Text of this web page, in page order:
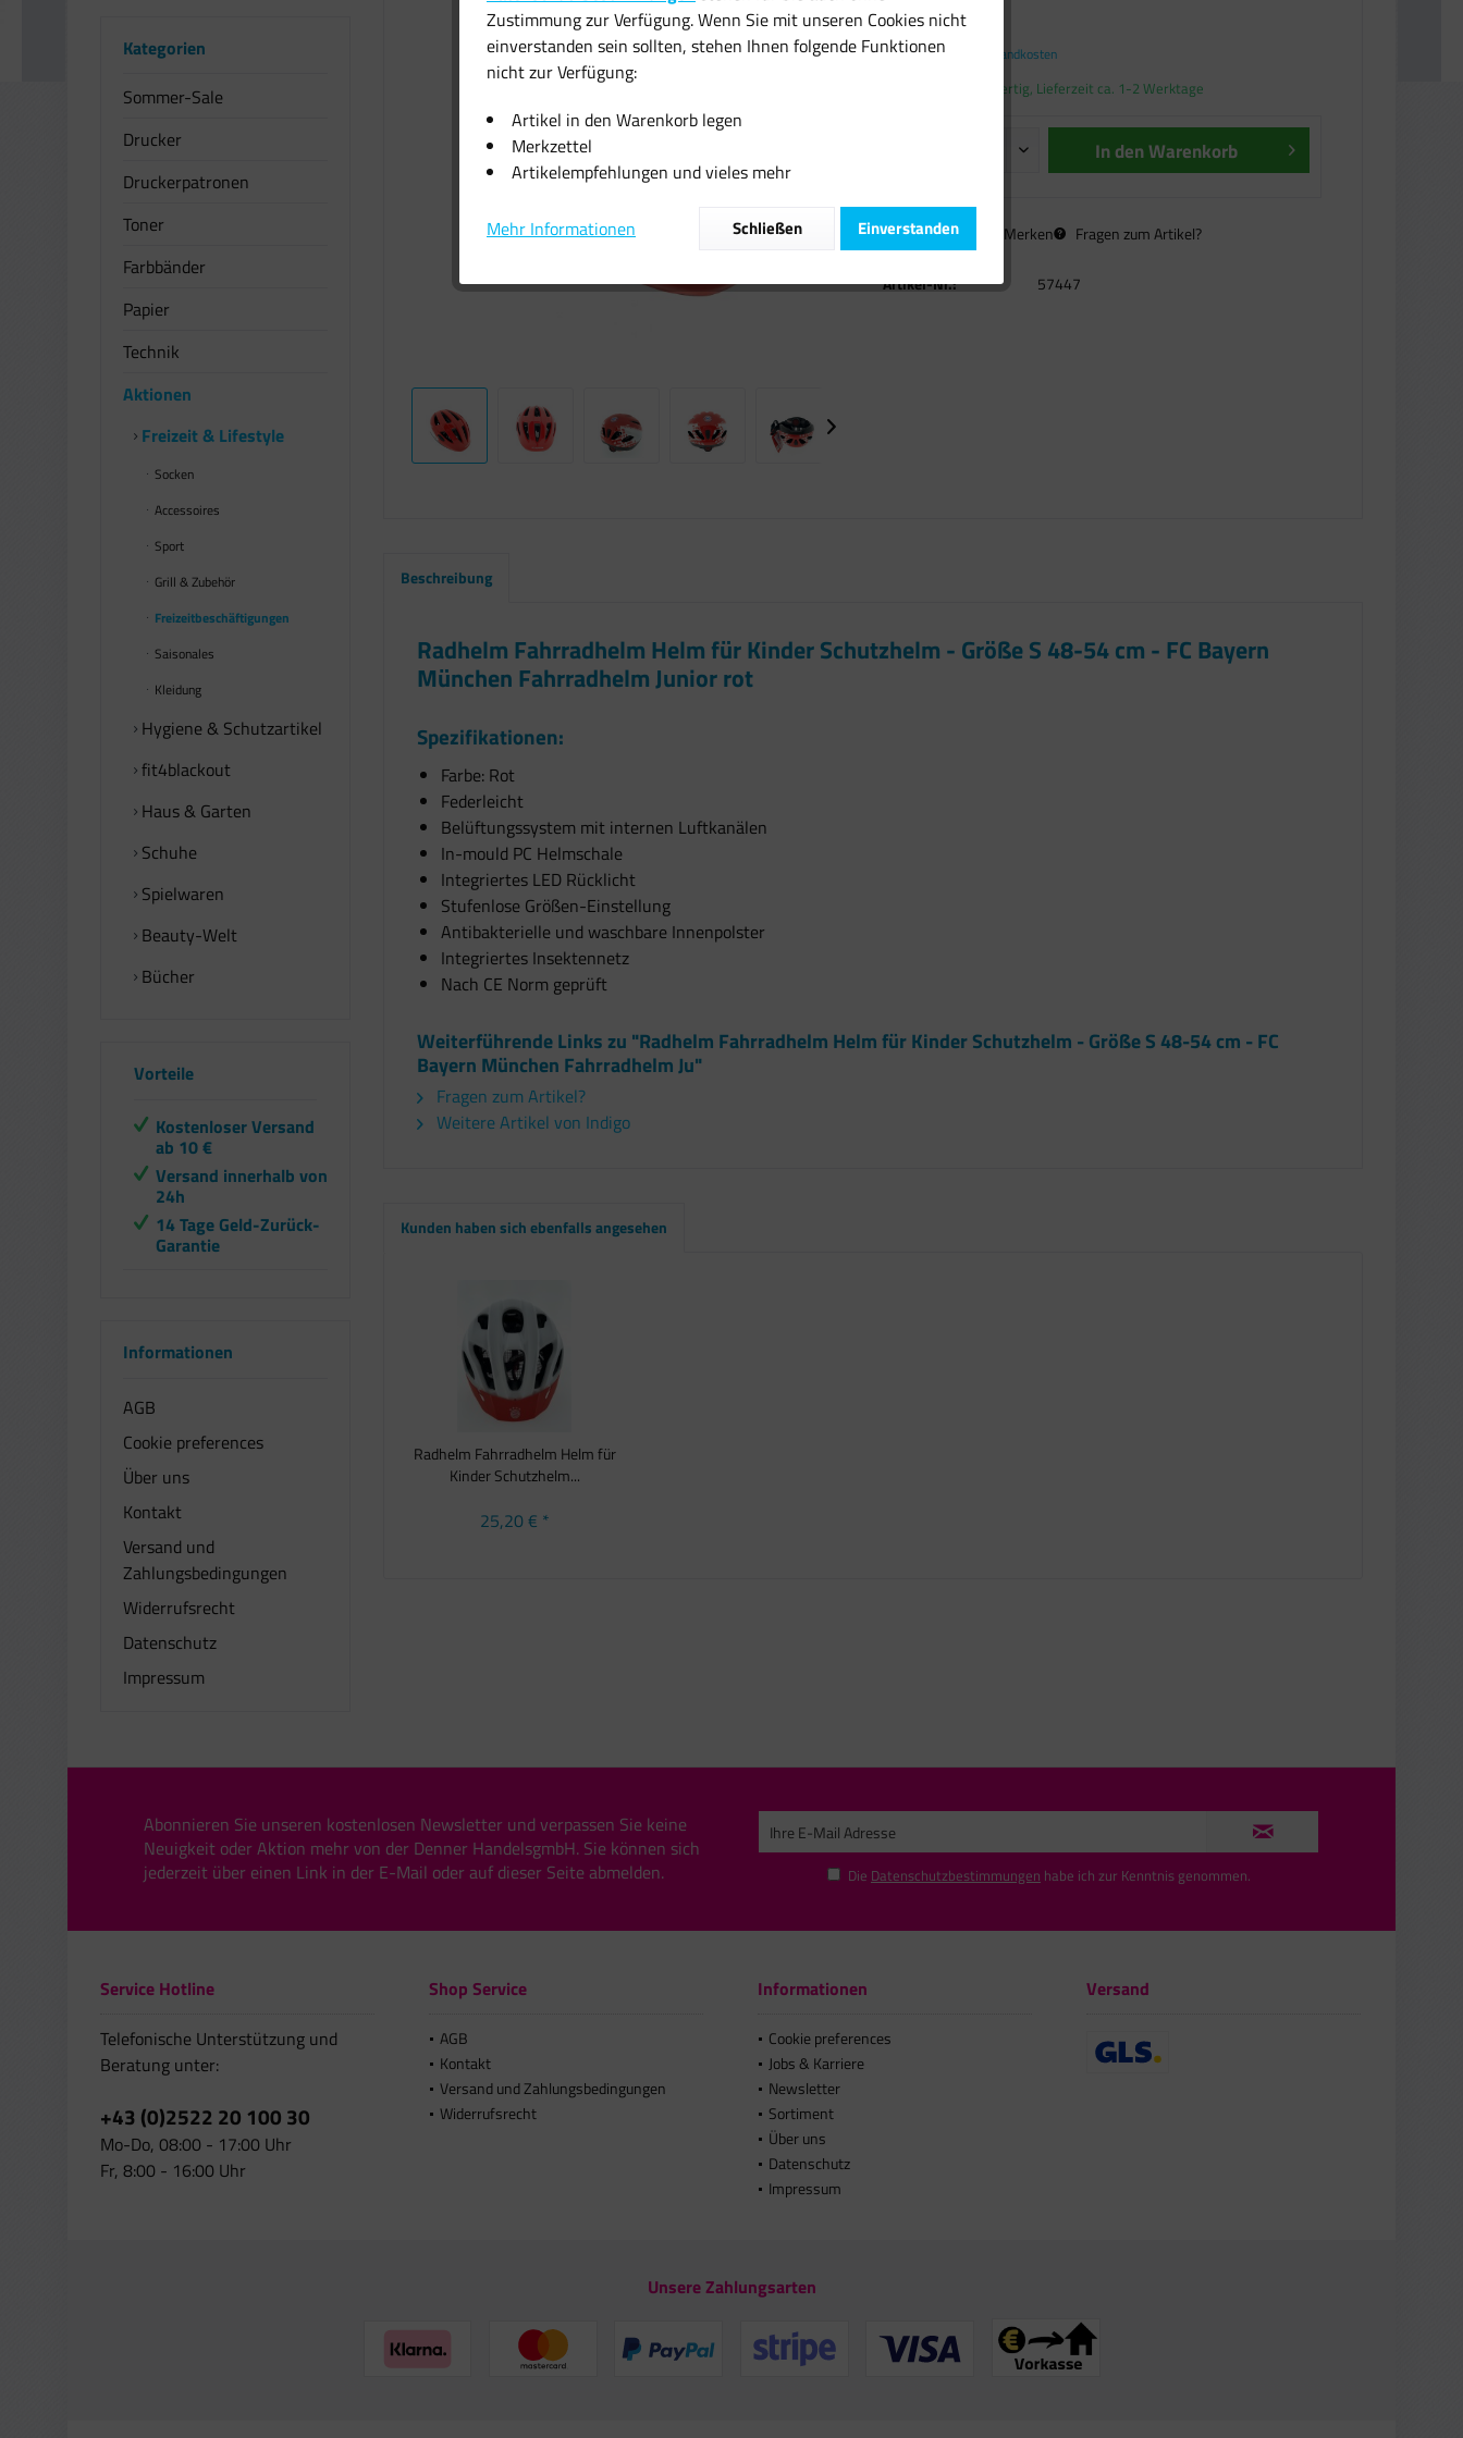
Kategorien
Sommer-Sale
Drucker
Druckerpatronen
Toner
Farbbänder
Papier
Technik
Aktionen
Freizeit & Lifestyle
Socken
Accessoires
Sport
Grill & Zubehör
Freizeitbeschäftigungen
Saisonales
Kleidung
Hygiene & Schutzartikel
fit4blackout
Haus & Garten
Schuhe
Spielwaren
Beauty-Welt
Bücher
Vorteile
Kostenloser Versand
ab 10 €
Versand innerhalb von
24h
14 Tage Geld-Zurück-
Garantie
Informationen
AGB
Cookie preferences
Über uns
Kontakt
Versand und
Zahlungsbedingungen
Widerrufsrecht
Datenschutz
Impressum
20,16 € *
inkl. MwSt. zzgl. Versandkosten
Sofort versandfertig, Lieferzeit ca. 1-2 Werktage
In denWarenkorb
Vergleichen Merken Fragen zum Artikel?
Artikel-Nr.: 57447
Beschreibung
Radhelm Fahrradhelm Helm für Kinder Schutzhelm - Größe S 48-54 cm - FC Bayern
München Fahrradhelm Junior rot
Spezifikationen:
Farbe: Rot
Federleicht
Belüftungssystem mit internen Luftkanälen
In-mould PC Helmschale
Integriertes LED Rücklicht
Stufenlose Größen-Einstellung
Antibakterielle und waschbare Innenpolster
Integriertes Insektennetz
Nach CE Norm geprüft
Weiterführende Links zu "Radhelm Fahrradhelm Helm für Kinder Schutzhelm - Größe S 48-54 cm - FC
Bayern München Fahrradhelm Ju"
Fragen zum Artikel?
Weitere Artikel von Indigo
Kunden haben sich ebenfalls angesehen
Radhelm Fahrradhelm Helm für
Kinder Schutzhelm...
25,20 € *
Abonnieren Sie unseren kostenlosen Newsletter und verpassen Sie keine
Neuigkeit oder Aktion mehr von der Denner HandelsgmbH. Sie können sich
jederzeit über einen Link in der E-Mail oder auf dieser Seite abmelden.
Die Datenschutzbestimmungen habe ich zur Kenntnis genommen.
Service Hotline
Telefonische Unterstützung und
Beratung unter:
+43 (0)2522 20 100 30
Mo-Do, 08:00 - 17:00 Uhr
Fr, 8:00 - 16:00 Uhr
Shop Service
AGB
Kontakt
Versand und Zahlungsbedingungen
Widerrufsrecht
Informationen
Cookie preferences
Jobs & Karriere
Newsletter
Sortiment
Über uns
Datenschutz
Impressum
Versand
Unsere Zahlungsarten
Zustimmung zur Verfügung. Wenn Sie mit unseren Cookies nicht
einverstanden sein sollten, stehen Ihnen folgende Funktionen
nicht zur Verfügung:
Artikel in den Warenkorb legen
Merkzettel
Artikelempfehlungen und vieles mehr
Mehr Informationen Einverstanden
Schließen